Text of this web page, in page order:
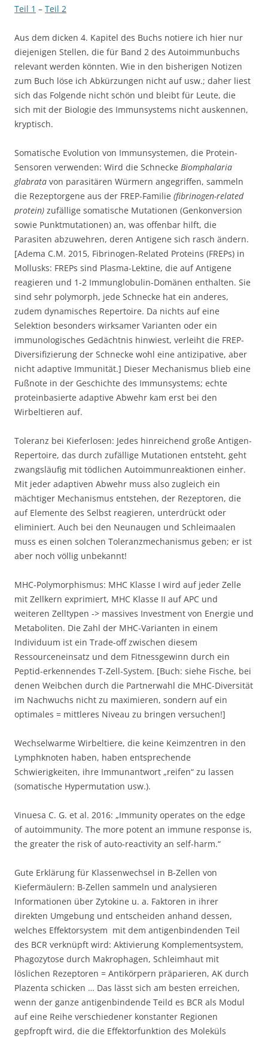
Teil 1 – Teil 2
Aus dem dicken 4. Kapitel des Buchs notiere ich hier nur
diejenigen Stellen, die für Band 2 des Autoimmunbuchs
relevant werden könnten. Wie in den bisherigen Notizen
zum Buch löse ich Abkürzungen nicht auf usw.; daher liest
sich das Folgende nicht schön und bleibt für Leute, die
sich mit der Biologie des Immunsystems nicht auskennen,
kryptisch.
Somatische Evolution von Immunsystemen, die Protein-
Sensoren verwenden: Wird die Schnecke Biomphalaria
glabrata von parasitären Würmern angegriffen, sammeln
die Rezeptorgene aus der FREP-Familie (fibrinogen-related
protein) zufällige somatische Mutationen (Genkonversion
sowie Punktmutationen) an, was offenbar hilft, die
Parasiten abzuwehren, deren Antigene sich rasch ändern.
[Adema C.M. 2015, Fibrinogen-Related Proteins (FREPs) in
Mollusks: FREPs sind Plasma-Lektine, die auf Antigene
reagieren und 1-2 Immunglobulin-Domänen enthalten. Sie
sind sehr polymorph, jede Schnecke hat ein anderes,
zudem dynamisches Repertoire. Da nichts auf eine
Selektion besonders wirksamer Varianten oder ein
immunologisches Gedächtnis hinwiest, verleiht die FREP-
Diversifizierung der Schnecke wohl eine antizipative, aber
nicht adaptive Immunität.] Dieser Mechanismus blieb eine
Fußnote in der Geschichte des Immunsystems; echte
proteinbasierte adaptive Abwehr kam erst bei den
Wirbeltieren auf.
Toleranz bei Kieferlosen: Jedes hinreichend große Antigen-
Repertoire, das durch zufällige Mutationen entsteht, geht
zwangsläufig mit tödlichen Autoimmunreaktionen einher.
Mit jeder adaptiven Abwehr muss also zugleich ein
mächtiger Mechanismus entstehen, der Rezeptoren, die
auf Elemente des Selbst reagieren, unterdrückt oder
eliminiert. Auch bei den Neunaugen und Schleimaalen
muss es einen solchen Toleranzmechanismus geben; er ist
aber noch völlig unbekannt!
MHC-Polymorphismus: MHC Klasse I wird auf jeder Zelle
mit Zellkern exprimiert, MHC Klasse II auf APC und
weiteren Zelltypen -> massives Investment von Energie und
Metaboliten. Die Zahl der MHC-Varianten in einem
Individuum ist ein Trade-off zwischen diesem
Ressourceneinsatz und dem Fitnessgewinn durch ein
Peptid-erkennendes T-Zell-System. [Buch: siehe Fische, bei
denen Weibchen durch die Partnerwahl die MHC-Diversität
im Nachwuchs nicht zu maximieren, sondern auf ein
optimales = mittleres Niveau zu bringen versuchen!]
Wechselwarme Wirbeltiere, die keine Keimzentren in den
Lymphknoten haben, haben entsprechende
Schwierigkeiten, ihre Immunantwort „reifen“ zu lassen
(somatische Hypermutation usw.).
Vinuesa C. G. et al. 2016: „Immunity operates on the edge
of autoimmunity. The more potent an immune response is,
the greater the risk of auto-reactivity an self-harm.“
Gute Erklärung für Klassenwechsel in B-Zellen von
Kiefermäulern: B-Zellen sammeln und analysieren
Informationen über Zytokine u. a. Faktoren in ihrer
direkten Umgebung und entscheiden anhand dessen,
welches Effektorsystem mit dem antigenbindenden Teil
des BCR verknüpft wird: Aktivierung Komplementsystem,
Phagozytose durch Makrophagen, Schleimhaut mit
löslichen Rezeptoren = Antikörpern präparieren, AK durch
Plazenta schicken … Das lässt sich am besten erreichen,
wenn der ganze antigenbindende Teild es BCR als Modul
auf eine Reihe verschiedener konstanter Regionen
gepfropft wird, die die Effektorfunktion des Moleküls